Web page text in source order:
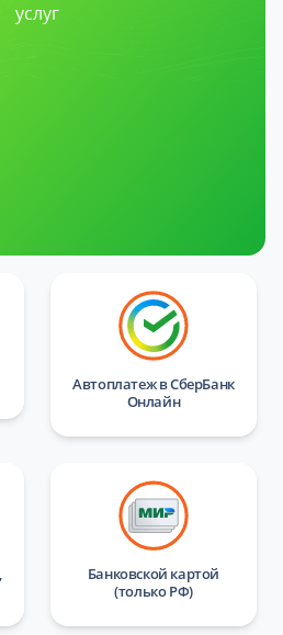
услуг
Автоплатеж в СберБанк
Онлайн
Банковской картой
(только РФ)